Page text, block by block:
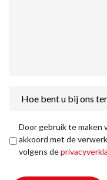
bent
ons
terechtgekomen?
Privacyverklaring *
Door gebruik te maken
akkoord met de
volgens de